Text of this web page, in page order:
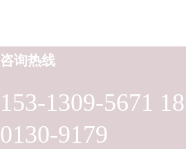
153-1309-5671
0130-9179
咨询热线